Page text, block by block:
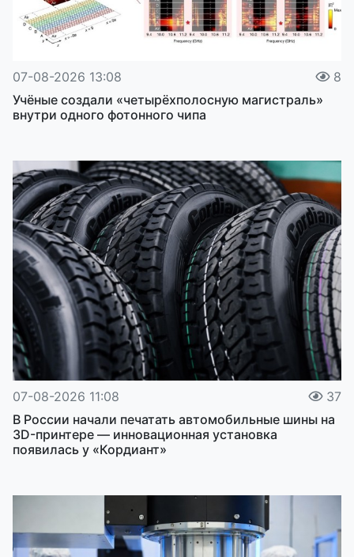
07-08-2026 13:08
8
Учёные создали «четырёхполосную магистраль»
внутри одного фотонного чипа
07-08-2026 11:08
37
В России начали печатать автомобильные шины на
3D-принтере — инновационная установка
появилась у «Кордиант»